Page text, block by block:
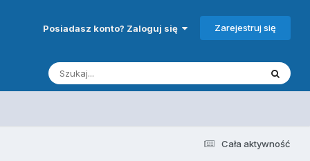
Posiadasz konto? Zaloguj się Zarejestruj się
Cała aktywność